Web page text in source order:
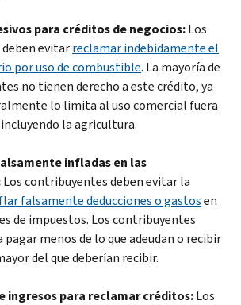
para créditos de negocios:Los
evitarreclamar indebidamente el
por uso de combustible. La mayoría de
no tienen derecho a este crédito, ya
lo limita al uso comercial fuera
la agricultura.
infladas en las
Los contribuyentes deben evitar la
falsamente deducciones o gastosen
de impuestos. Los contribuyentes
pagar menos de lo que adeudan o recibir
del que deberían recibir.
ingresos para reclamar créditos:Los